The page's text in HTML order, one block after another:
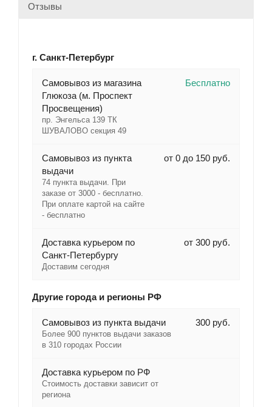
Отзывы
г. Санкт-Петербург
Cамовывоз из магазина
Глюкоза (м. Проспект
Просвещения)
пр. Энгельса 139 ТК
ШУВАЛОВО секция 49
Бесплатно
Самовывоз из пункта
выдачи
74 пункта выдачи. При
заказе от 3000 - бесплатно.
При оплате картой на сайте
- бесплатно
от 0 до 150 руб.
Доставка курьером по
Санкт-Петербургу
Доставим сегодня
от 300 руб.
Другие города и регионы РФ
Самовывоз из пункта выдачи
Более 900 пунктов выдачи заказов
в 310 городах России
300 руб.
Доставка курьером по РФ
Стоимость доставки зависит от
региона